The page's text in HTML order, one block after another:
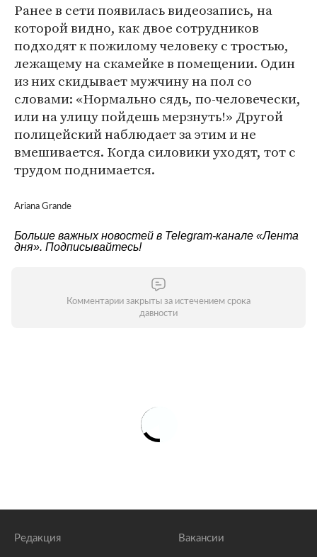
Ранее в сети появилась видеозапись, на
которой видно, как двое сотрудников
подходят к пожилому человеку с тростью,
лежащему на скамейке в помещении. Один
из них скидывает мужчину на пол со
словами: «Нормально сядь, по-человечески,
или на улицу пойдешь мерзнуть!» Другой
полицейский наблюдает за этим и не
вмешивается. Когда силовики уходят, тот с
трудом поднимается.
Ariana Grande
Больше важных новостей в Telegram-канале «Лента
дня». Подписывайтесь!
Комментарии закрыты за истечением срока
давности
Редакция Вакансии